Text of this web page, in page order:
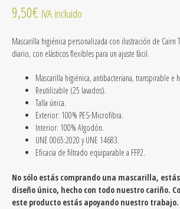
9,50€ IVA incluido
Mascarilla higiénica personalizada con ilustración de Cairn
diario, con elásticos flexibles para un ajuste fácil.
Mascarilla higiénica, antibacteriana, transpirable e
Reutilizable (25 lavados).
Talla única.
Exterior: 100% PES-Microfibra.
Interior: 100% Algodón.
UNE 0065:2020 y UNE 14683.
Eficacia de filtrado equiparable a FFP2.
No sólo estás comprando una mascarilla,
diseño único, hecho con todo nuestro cariño.
este producto estás apoyando nuestro trabajo.